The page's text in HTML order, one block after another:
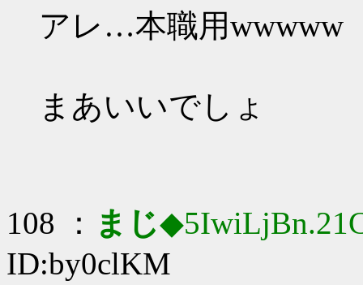
アレ…本職用wwwww
まあいいでしょ
108 ： まじ
ID:by0clKM